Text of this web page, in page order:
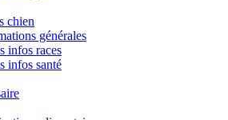
chien
générales
infos races
infos santé